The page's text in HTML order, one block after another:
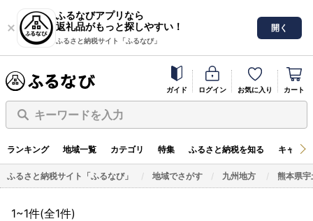
ふるなびアプリなら
返礼品がもっと探しやすい！
ふるさと納税サイト「ふるなび」
開く
ガイド ログイン お気に入り カート
キーワードを入力
ランキング 地域一覧 カテゴリ 特集 ふるさと納税を知る キャン
ふるさと納税サイト「ふるなび」 地域でさがす 九州地方 熊本県宇
1~1件(全1件)